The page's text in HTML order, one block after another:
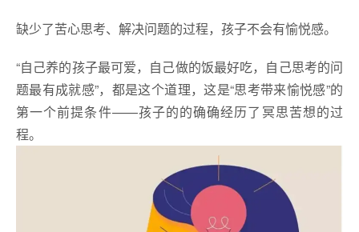
缺少了苦心思考、解决问题的过程，孩子不会有愉悦感。
“自己养的孩子最可爱，自己做的饭最好吃，自己思考的问
题最有成就感”，都是这个道理，这是“思考带来愉悦感”的
第一个前提条件——孩子的的确确经历了冥思苦想的过
程。